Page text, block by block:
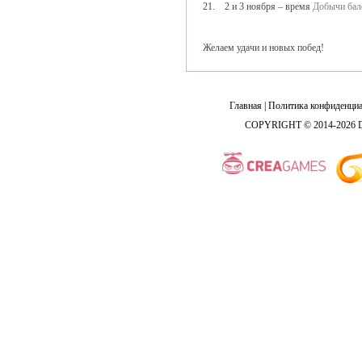
21. 2 и 3 ноября – время Добычи
Желаем удачи и новых побед!
Главная Политика
COPYRIGHT © 2014-2026